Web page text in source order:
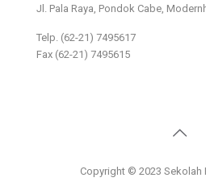
Jl. Pala Raya, Pondok Cabe,
Telp. (62-21) 7495617
Fax (62-21) 7495615
Copyright © 2023 Sekolah